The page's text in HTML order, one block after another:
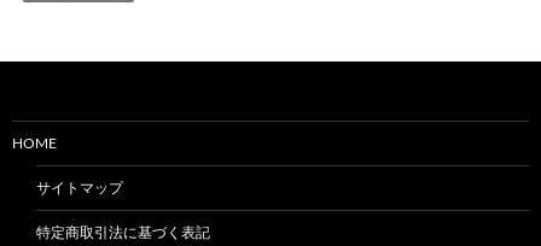
HOME
サイトマップ
特定商取引法に基づく表記